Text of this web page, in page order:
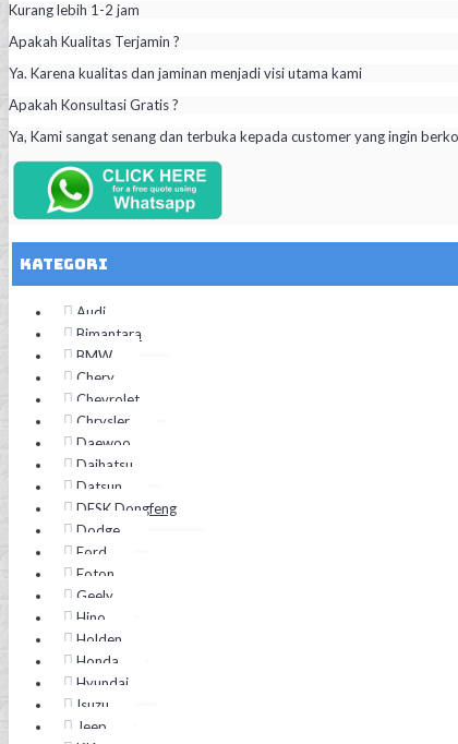
Kurang lebih 1-2 jam
Apakah Kualitas Terjamin ?
Ya. Karena kualitas dan jaminan menjadi visi utama kami
Apakah Konsultasi Gratis ?
Ya, Kami sangat senang dan terbuka kepada customer yang ingin
Kategori
Audi
Bimantara
BMW
Chery
Chevrolet
Chrysler
Daewoo
Daihatsu
Datsun
DFSK Dongfeng
Dodge
Ford
Foton
Geely
Hino
Holden
Honda
Hyundai
Isuzu
Jeep